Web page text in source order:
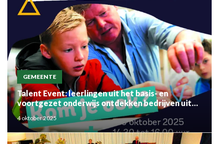
GEMEENTE
Talent Event: leerlingen uit het basis- en
voortgezet onderwijs ontdekken bedrijven uit
de regio
4 oktober 2025